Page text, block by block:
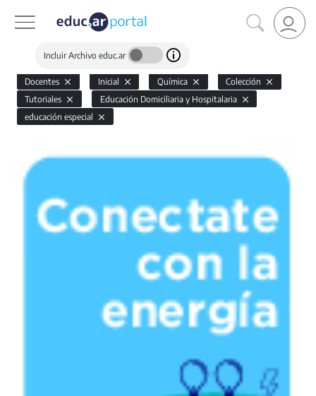
Incluir Archivo educ.ar
Docentes Inicial Química
Colección
Tutoriales
Educación Domiciliaria y Hospitalaria
educación especial